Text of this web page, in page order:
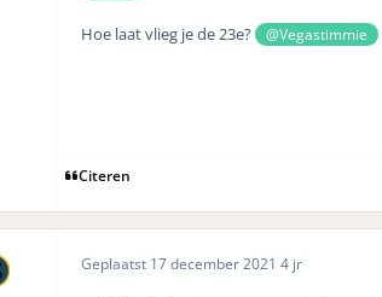
Hoe laat vlieg je de 23e? @Vegastimmie
Citeren
Geplaatst 17 december 2021 4 jr